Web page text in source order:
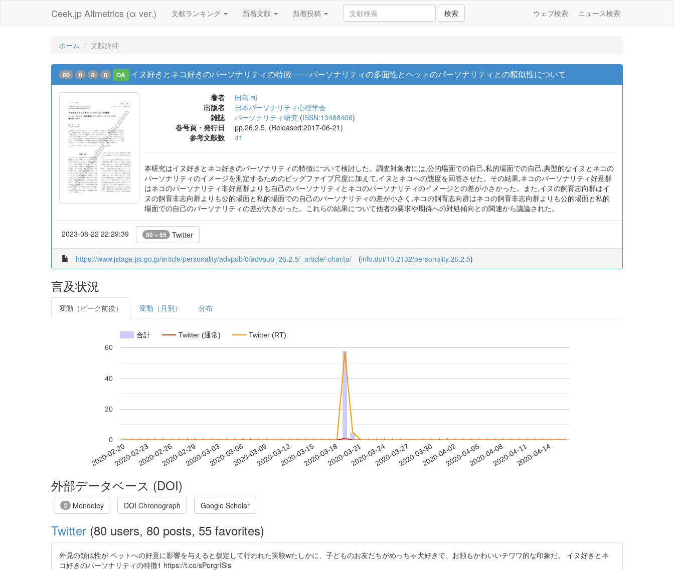
Ceek.jp Altmetrics (α ver.) 文献ランキング 新着文献 新着投稿 検索 ウェブ検索 ニュース検索
ホーム 文献詳細
80 0 0 0 OA イヌ好きとネコ好きのパーソナリティの特徴 ――パーソナリティの多面性とペットのパーソナリティとの類似性について
著者
田島 司
出版者
日本パーソナリティ心理学会
雑誌
パーソナリティ研究 (ISSN:13488406)
巻号頁・発行日
pp.26.2.5, (Released:2017-06-21)
参考文献数
41
本研究はイヌ好きとネコ好きのパーソナリティの特徴について検討した。調査対象者には,公的場面での自己,私的場面での自己,典型的なイヌとネコの
パーソナリティのイメージを測定するためのビッグファイブ尺度に加えて,イヌとネコへの態度を回答させた。その結果,ネコのパーソナリティ好意群
はネコのパーソナリティ非好意群よりも自己のパーソナリティとネコのパーソナリティのイメージとの差が小さかった。また,イヌの飼育志向群はイ
ヌの飼育非志向群よりも公的場面と私的場面での自己のパーソナリティの差が小さく,ネコの飼育志向群はネコの飼育非志向群よりも公的場面と私的
場面での自己のパーソナリティの差が大きかった。これらの結果について他者の要求や期待への対処傾向との関連から議論された。
2023-08-22 22:29:39 80 + 55 Twitter
https://www.jstage.jst.go.jp/article/personality/advpub/0/advpub_26.2.5/_article/-char/ja/ (info:doi/10.2132/personality.26.2.5)
言及状況
変動（ピーク前後） 変動（月別） 分布
合計 Twitter (通常) Twitter (RT)
2020-02-202020-02-232020-02-262020-02-292020-03-032020-03-062020-03-092020-03-122020-03-152020-03-182020-03-212020-03-242020-03-272020-03-302020-04-022020-04-052020-04-082020-04-112020-04-14
0
20
40
60
外部データベース (DOI)
3 Mendeley DOI Chronograph Google Scholar
Twitter (80 users, 80 posts, 55 favorites)
外見の類似性が ペットへの好意に影響を与えると仮定して行われた実験wたしかに、子どものお友だちがめっちゃ犬好きで、お顔もかわいいチワワ的な印象だ。 イヌ好きとネ
コ好きのパーソナリティの特徴1 https://t.co/sPorgrISls